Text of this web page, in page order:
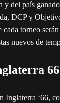
del país
DCP y
torneo
nuevos de
66
Inglaterra ‘66,